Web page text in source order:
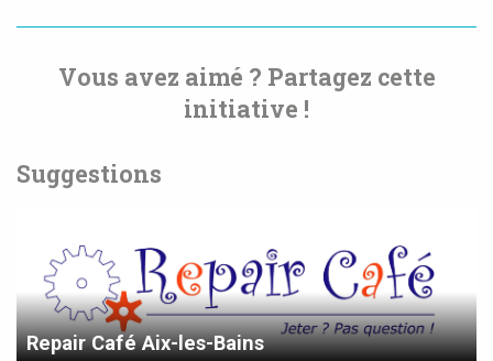
Vous avez aimé ? Partagez cette
initiative !
Suggestions
Repair Café Aix-les-Bains